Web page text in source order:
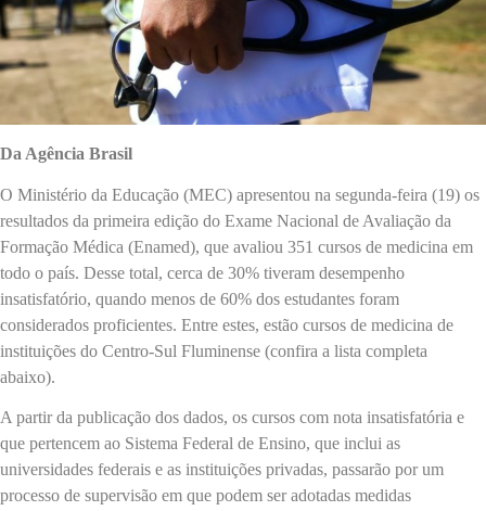
Da Agência Brasil
O Ministério da Educação (MEC) apresentou na segunda-feira (19) os
resultados da primeira edição do Exame Nacional de Avaliação da
Formação Médica (Enamed), que avaliou 351 cursos de medicina em
todo o país. Desse total, cerca de 30% tiveram desempenho
insatisfatório, quando menos de 60% dos estudantes foram
considerados proficientes. Entre estes, estão cursos de medicina de
instituições do Centro-Sul Fluminense (confira a lista completa
abaixo).
A partir da publicação dos dados, os cursos com nota insatisfatória e
que pertencem ao Sistema Federal de Ensino, que inclui as
universidades federais e as instituições privadas, passarão por um
processo de supervisão em que podem ser adotadas medidas